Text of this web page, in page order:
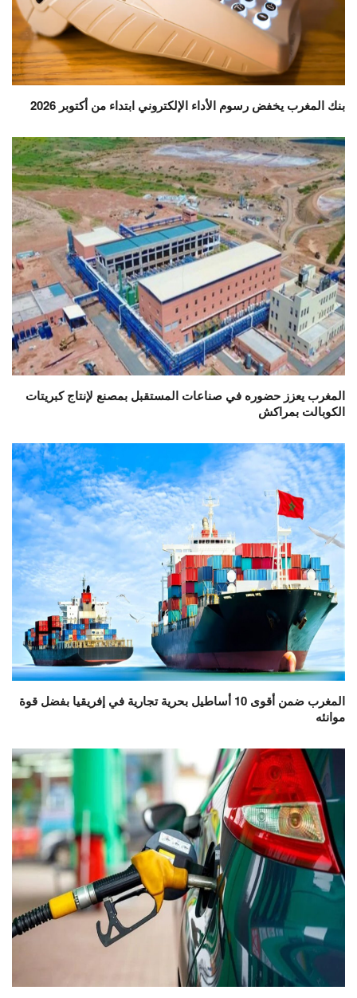
بنك المغرب يخفض رسوم الأداء الإلكتروني ابتداء من أكتوبر 2026
المغرب يعزز حضوره في صناعات المستقبل بمصنع لإنتاج كبريتات
الكوبالت بمراكش
المغرب ضمن أقوى 10 أساطيل بحرية تجارية في إفريقيا بفضل قوة
موانئه